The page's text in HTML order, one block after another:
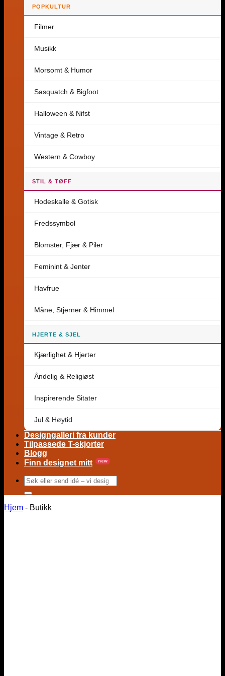
POPKULTUR
Filmer
Musikk
Morsomt & Humor
Sasquatch & Bigfoot
Halloween & Nifst
Vintage & Retro
Western & Cowboy
STIL & TØFF
Hodeskalle & Gotisk
Fredssymbol
Blomster, Fjær & Piler
Feminint & Jenter
Havfrue
Måne, Stjerner & Himmel
HJERTE & SJEL
Kjærlighet & Hjerter
Åndelig & Religiøst
Inspirerende Sitater
Jul & Høytid
Designgalleri fra kunder
Tilpassede T-skjorter
Blogg
Finn designet mitt
Søk
etter:
Hjem - Butikk